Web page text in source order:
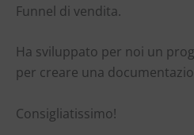
Funnel di vendita.
Ha sviluppato per noi un
per creare una
Consigliatissimo!